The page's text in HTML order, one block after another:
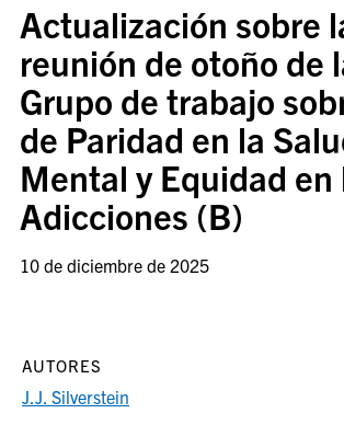
Actualización sobre
reunión de otoño de
Grupo de trabajo
de Paridad en la
Mental y Equidad en
Adicciones (B)
10 de diciembre de 2025
AUTORES
J.J. Silverstein